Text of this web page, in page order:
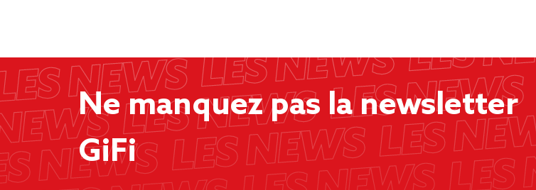
Ne manquez pas la newsletter
GiFi